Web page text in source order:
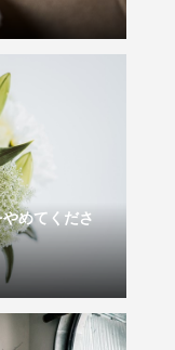
めてくださ